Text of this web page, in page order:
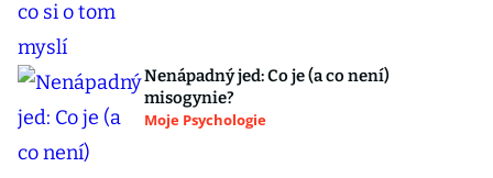
Nenápadný jed: Co je (a co není)
misogynie?
Moje Psychologie